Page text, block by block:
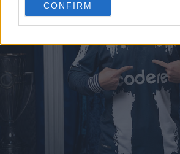
CONFIRM